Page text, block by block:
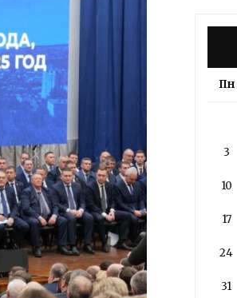
Пн
3
10
17
24
31